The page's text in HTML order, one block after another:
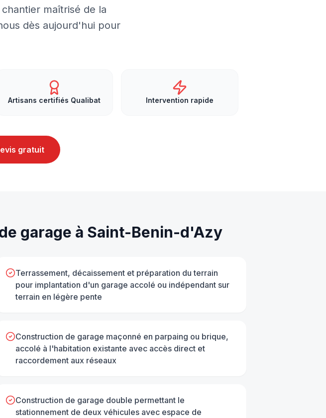
maîtrisé de la
dès aujourd'hui pour
Artisans certifiés Qualibat Intervention rapide
gratuit
garage à Saint-Benin-d'Azy
Terrassement, décaissement et préparation du terrain
pour implantation d'un garage accolé ou indépendant sur
terrain en légère pente
Construction de garage maçonné en parpaing ou brique,
accolé à l'habitation existante avec accès direct et
raccordement aux réseaux
Construction de garage double permettant le
stationnement de deux véhicules avec espace de